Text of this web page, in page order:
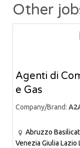
Other
Agenti di
e Gas
Company/Brand:
Abruzzo
Venezia Giulia Lazio